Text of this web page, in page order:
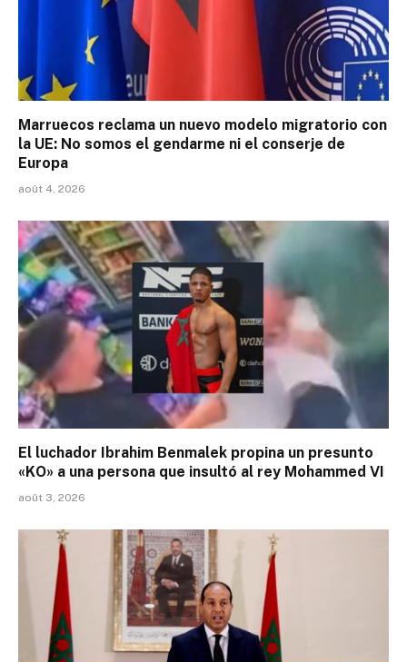
Marruecos reclama un nuevo modelo migratorio con
la UE: No somos el gendarme ni el conserje de
Europa
août 4, 2026
El luchador Ibrahim Benmalek propina un presunto
«KO» a una persona que insultó al rey Mohammed VI
août 3, 2026